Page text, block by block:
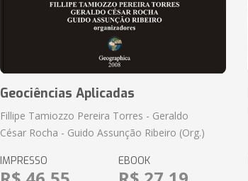
Geociências Aplicadas
Fillipe Tamiozzo Pereira Torres - Geraldo
César Rocha - Guido Assunção Ribeiro (Org.)
IMPRESSO EBOOK